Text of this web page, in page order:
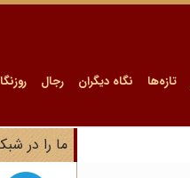
تازه‌ها نگاه دیگران رجال
ما را در